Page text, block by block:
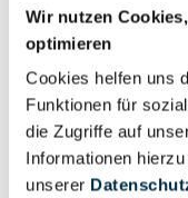
Wir nutzen
optimieren
Cookies helfen uns
Funktionen für
die Zugriffe auf
Informationen
unserer
Geschäftsführer
Wirtschaftlich
Berechtigter